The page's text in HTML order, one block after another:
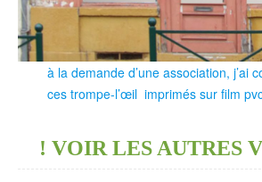
à la demande d’une association, j’ai
ces trompe-l’œil imprimés sur film
! VOIR LES AUTRES